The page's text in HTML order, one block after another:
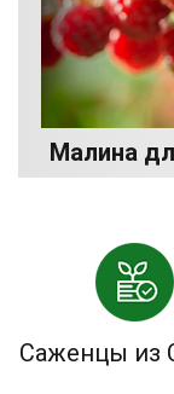
Малина
Саженцы из